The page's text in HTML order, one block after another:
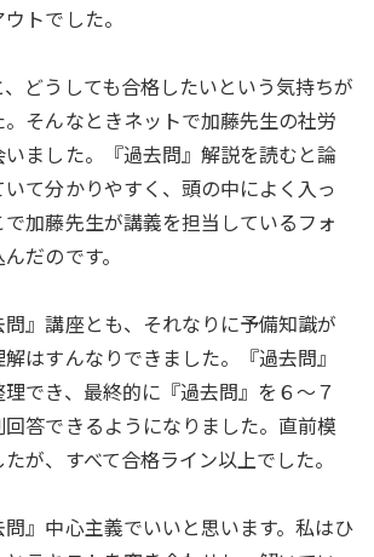
トでした。
どうしても合格したいという気持ちが
そんなときネットで加藤先生の社労
ました。『過去問』解説を読むと論
て分かりやすく、頭の中によく入っ
加藤先生が講義を担当しているフォ
だのです。
』講座とも、それなりに予備知識が
はすんなりできました。『過去問』
でき、最終的に『過去問』を６～７
答できるようになりました。直前模
が、すべて合格ライン以上でした。
』中心主義でいいと思います。私はひ